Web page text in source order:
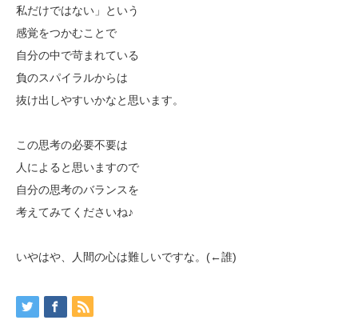
私だけではない」という
感覚をつかむことで
自分の中で苛まれている
負のスパイラルからは
抜け出しやすいかなと思います。
この思考の必要不要は
人によると思いますので
自分の思考のバランスを
考えてみてくださいね♪
いやはや、人間の心は難しいですな。(←誰)